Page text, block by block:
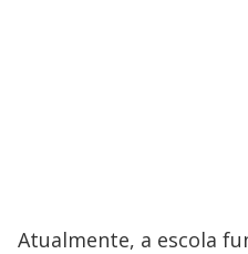
Atualmente, a escola